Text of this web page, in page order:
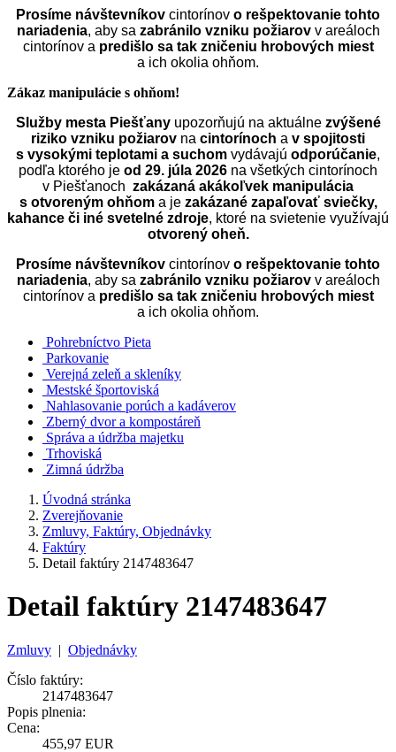
Prosíme návštevníkov cintorínov o rešpektovanie tohto
nariadenia, aby sa zabránilo vzniku požiarovv areáloch
cintorínov a predišlo sa tak zničeniu hrobových miest
a ich okolia ohňom.
Zákaz manipulácie s ohňom!
Služby mesta Piešťanyupozorňujú na aktuálne zvýšené
riziko vzniku požiarov na cintorínoch a v spojitosti
s vysokými teplotami a suchom vydávajú odporúčanie,
podľa ktorého je od 29. júla 2026 na všetkých cintorínoch
v Piešťanoch zakázaná akákoľvek manipulácia
s otvoreným ohňoma je zakázané zapaľovať sviečky,
kahance či iné svetelné zdroje, ktoré na svietenie využívajú
otvorený oheň.
Prosíme návštevníkov cintorínov o rešpektovanie tohto
nariadenia, aby sa zabránilo vzniku požiarovv areáloch
cintorínov a predišlo sa tak zničeniu hrobových miest
a ich okolia ohňom.
Pohrebníctvo Pieta
Parkovanie
Verejná zeleň a skleníky
Mestské športoviská
Nahlasovanie porúch a kadáverov
Zberný dvor a kompostáreň
Správa a údržba majetku
Trhoviská
Zimná údržba
Úvodná stránka
Zverejňovanie
Zmluvy, Faktúry, Objednávky
Faktúry
Detail faktúry 2147483647
Detail faktúry 2147483647
Zmluvy | Objednávky
Číslo faktúry:
2147483647
Popis plnenia:
Cena:
455,97 EUR